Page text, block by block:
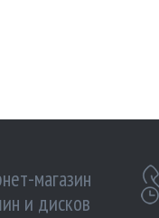
магазин
и дисков